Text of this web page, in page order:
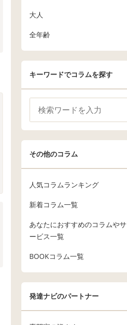
大人
全年齢
キーワードでコラムを探す
その他のコラム
人気コラムランキング
新着コラム一覧
あなたにおすすめのコラムやサ
ービス一覧
BOOKコラム一覧
発達ナビのパートナー